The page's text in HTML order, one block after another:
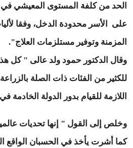
الحد من كلفة المستوى المعيشي
على الأسر محدودة الدخل، وفقا
المزمنة وتوفير مستلزمات العلاج".
وقال الدكتور حمود ولد عالى " كل
للكثير من الفئات ذات الصلة بالزراعة
اللازمة للقيام بدور الدولة الخادمة في الظروف
وخلص إلى القول " إنها تحديات
كما أشرت يأخذ في الحسبان الواقع